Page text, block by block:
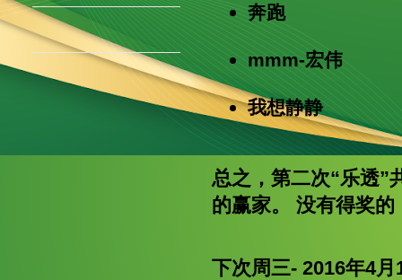
奔跑
mmm-宏伟
我想静静
总之，第二次“乐透”
的赢家。 没有得奖
下次周三- 2016年4